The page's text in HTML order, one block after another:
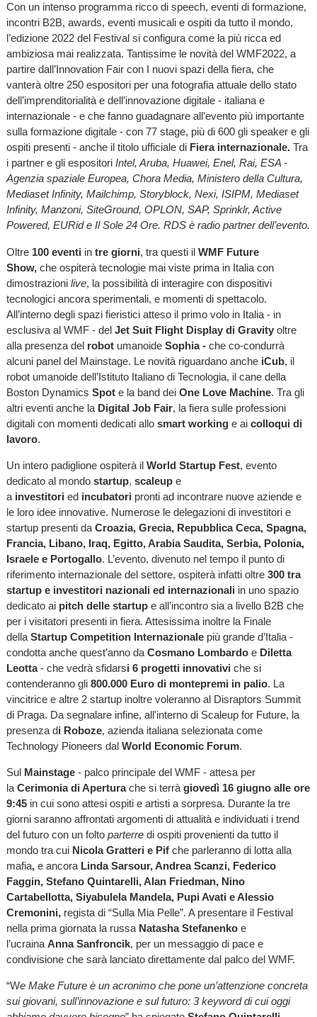
Con un intenso programma ricco di speech, eventi di formazione,
incontri B2B, awards, eventi musicali e ospiti da tutto il mondo,
l’edizione 2022 del Festival si configura come la più ricca ed
ambiziosa mai realizzata. Tantissime le novità del WMF2022, a
partire dall’Innovation Fair con I nuovi spazi della fiera, che
vanterà oltre 250 espositori per una fotografia attuale dello stato
dell’imprenditorialità e dell’innovazione digitale - italiana e
internazionale - e che fanno guadagnare all’evento più importante
sulla formazione digitale - con 77 stage, più di 600 gli speaker e gli
ospiti presenti - anche il titolo ufficiale di Fiera internazionale. Tra
i partner e gli espositori Intel, Aruba, Huawei, Enel, Rai, ESA -
Agenzia spaziale Europea, Chora Media, Ministero della Cultura,
Mediaset Infinity, Mailchimp, Storyblock, Nexi, ISIPM, Mediaset
Infinity, Manzoni, SiteGround, OPLON, SAP, Sprinklr, Active
Powered, EURid e Il Sole 24 Ore. RDS è radio partner dell’evento.
Oltre100 eventi intre giorni, tra questi il WMF Future
Show, che ospiterà tecnologie mai viste prima in Italia con
dimostrazioni live, la possibilità di interagire con dispositivi
tecnologici ancora sperimentali, e momenti di spettacolo.
All’interno degli spazi fieristici atteso il primo volo in Italia - in
esclusiva al WMF - delJet Suit Flight Display di Gravityoltre
alla presenza delrobot umanoideSophia - che co-condurrà
alcuni panel del Mainstage. Le novità riguardano anche iCub, il
robot umanoide dell’Istituto Italiano di Tecnologia, il cane della
Boston Dynamics Spot e la band deiOne Love Machine. Tra gli
altri eventi anche la Digital Job Fair, la fiera sulle professioni
digitali con momenti dedicati allo smart workinge ai colloqui di
lavoro.
Un intero padiglione ospiterà il World Startup Fest, evento
dedicato al mondostartup, scaleup e
a investitori ed incubatori pronti ad incontrare nuove aziende e
le loro idee innovative. Numerose le delegazioni di investitori e
startup presenti daCroazia, Grecia, Repubblica Ceca, Spagna,
Francia, Libano, Iraq, Egitto, Arabia Saudita, Serbia, Polonia,
Israele e Portogallo. L’evento, divenuto nel tempo il punto di
riferimento internazionale del settore, ospiterà infatti oltre 300 tra
startup e investitori nazionali ed internazionali in uno spazio
dedicato aipitch delle startupe all’incontro sia a livello B2B che
per i visitatori presenti in fiera. Attesissima inoltre la Finale
della Startup Competition Internazionale più grande d’Italia -
condotta anche quest’anno daCosmano Lombardoe Diletta
Leotta- che vedrà sfidarsi 6 progetti innovativi che si
contenderanno gli 800.000 Euro di montepremi in palio. La
vincitrice e altre 2 startup inoltre voleranno al Disraptors Summit
di Praga. Da segnalare infine, all'interno di Scaleup for Future, la
presenza di Roboze, azienda italiana selezionata come
Technology Pioneers dalWorld Economic Forum.
Sul Mainstage- palco principale del WMF - attesa per
la Cerimonia di Aperturache si terrà giovedì 16 giugno alle ore
9:45in cui sono attesi ospiti e artisti a sorpresa. Durante la tre
giorni saranno affrontati argomenti di attualità e individuati i trend
del futuro con un folto parterredi ospiti provenienti da tutto il
mondo tra cui Nicola Gratteri e Pif che parleranno di lotta alla
mafia,e ancora Linda Sarsour, Andrea Scanzi, Federico
Faggin, Stefano Quintarelli, Alan Friedman, Nino
Cartabellotta, Siyabulela Mandela, Pupi Avati e Alessio
Cremonini, regista di “Sulla Mia Pelle”. A presentare il Festival
nella prima giornata la russaNatasha Stefanenkoe
l’ucraina Anna Sanfroncik, per un messaggio di pace e
condivisione che sarà lanciato direttamente dal palco del WMF.
“We Make Future è un acronimo che pone un’attenzione concreta
sui giovani, sull’innovazione e sul futuro: 3 keyword di cui oggi